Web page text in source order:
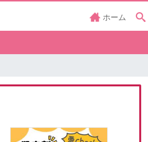
ホーム